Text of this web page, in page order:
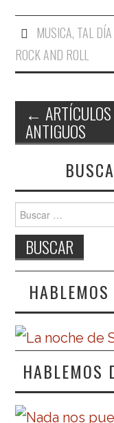
MUSICA, TAL
ROCK AND ROLL
Navegación de
← ARTÍCULOS
ANTIGUOS
Buscar:
HABLEMOS